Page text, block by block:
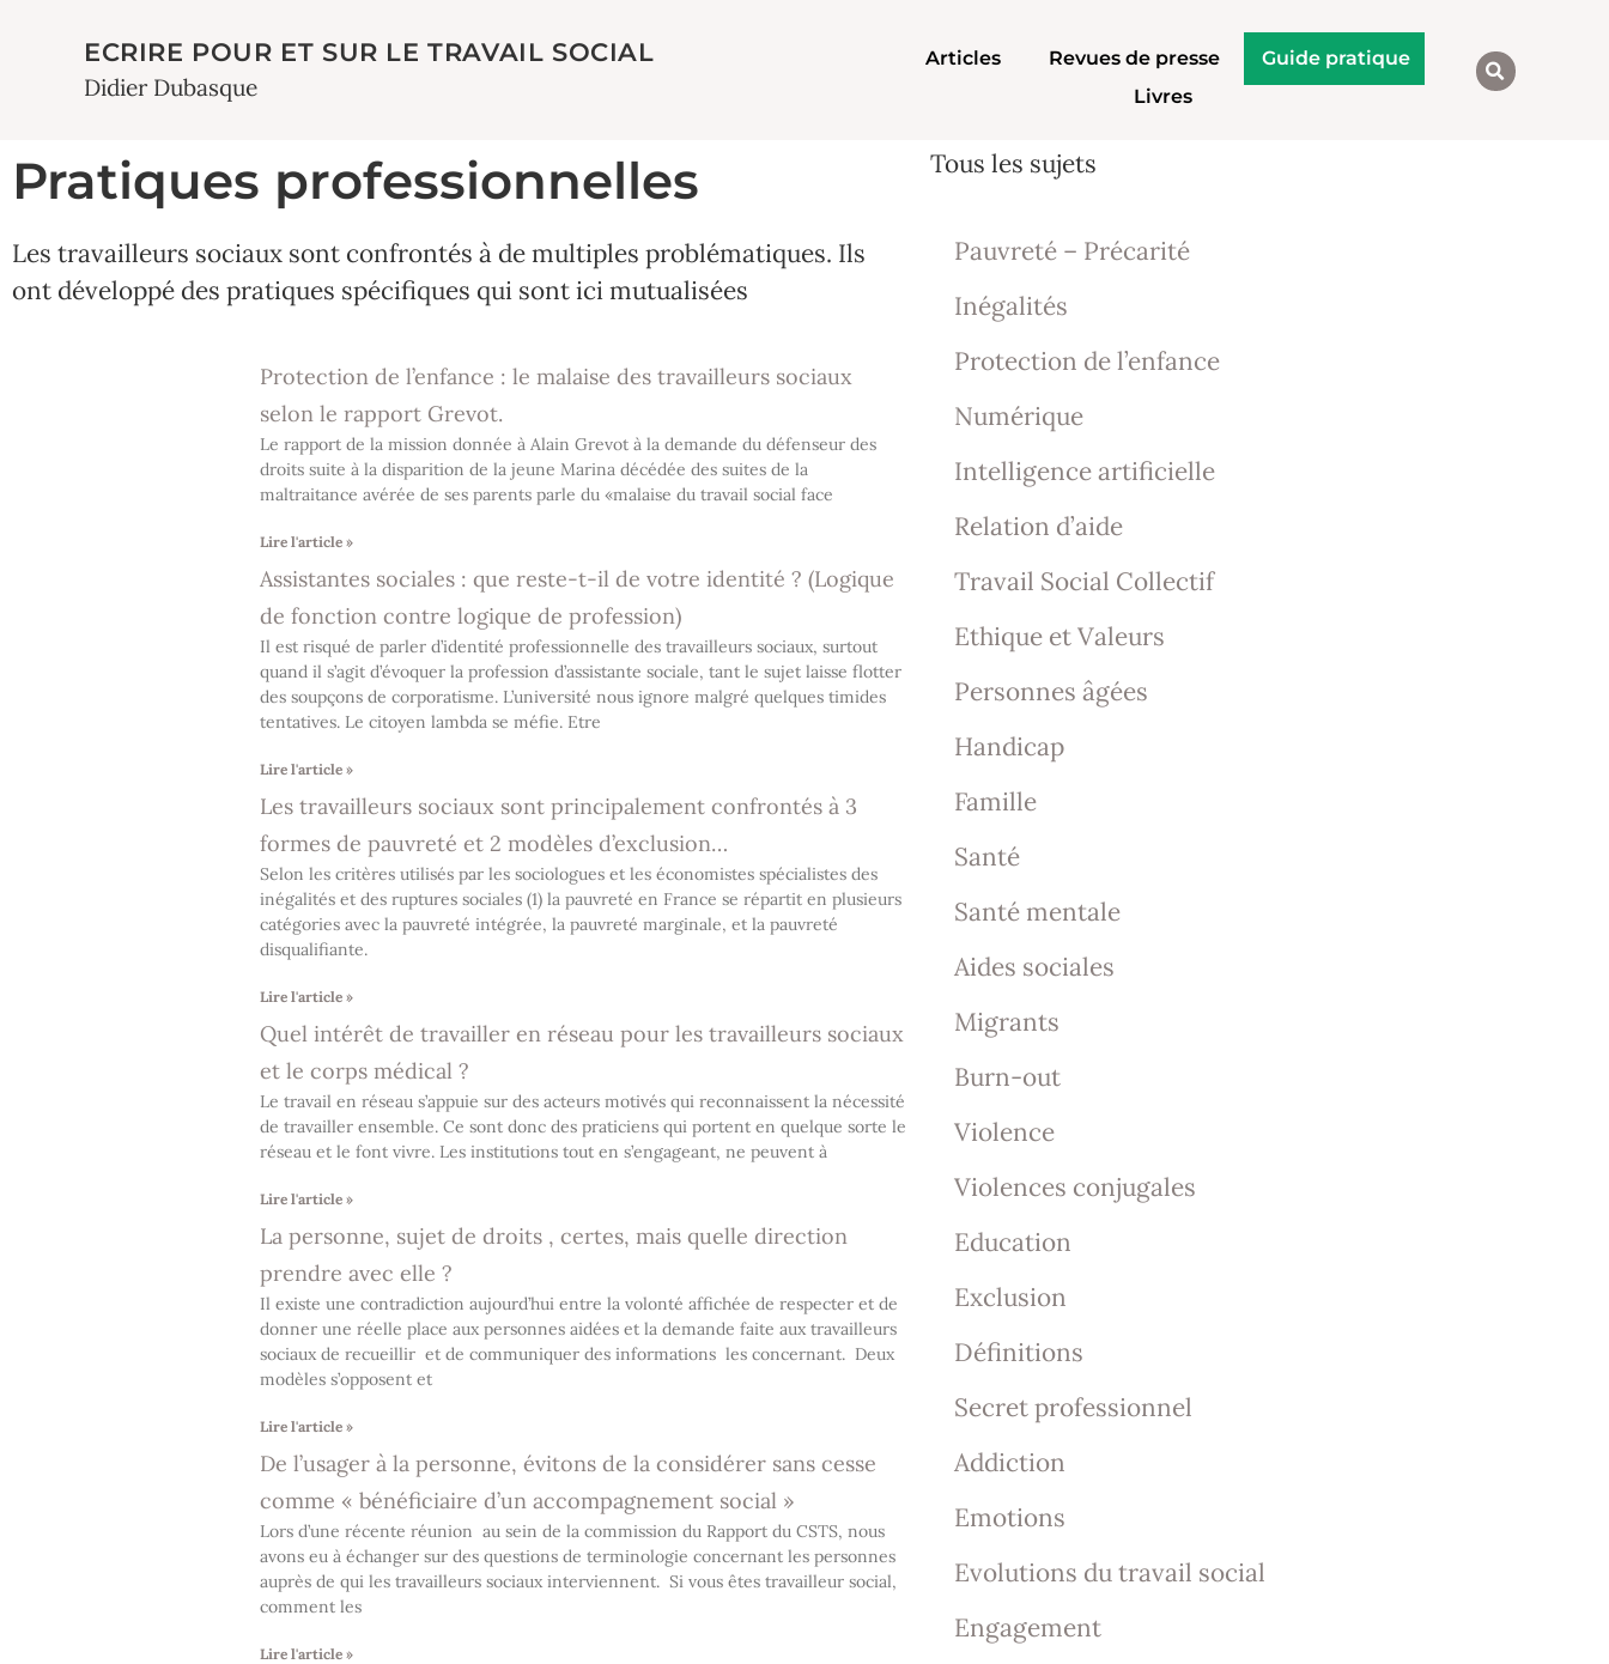
ECRIRE POUR ET SUR LE TRAVAIL SOCIAL
Didier Dubasque
Articles Revues de presse
Guide pratique
Livres
Pratiques professionnelles
Les travailleurs sociaux sont confrontés à de multiples problématiques. Ils
ont développé des pratiques spécifiques qui sont ici mutualisées
Protection de l’enfance : le malaise des travailleurs sociaux
selon le rapport Grevot.
Le rapport de la mission donnée à Alain Grevot à la demande du défenseur des
droits suite à la disparition de la jeune Marina décédée des suites de la
maltraitance avérée de ses parents parle du «malaise du travail social face
Lire l'article »
Assistantes sociales : que reste-t-il de votre identité ? (Logique
de fonction contre logique de profession)
Il est risqué de parler d’identité professionnelle des travailleurs sociaux, surtout
quand il s’agit d’évoquer la profession d’assistante sociale, tant le sujet laisse flotter
des soupçons de corporatisme. L’université nous ignore malgré quelques timides
tentatives. Le citoyen lambda se méfie. Etre
Lire l'article »
Les travailleurs sociaux sont principalement confrontés à 3
formes de pauvreté et 2 modèles d’exclusion…
Selon les critères utilisés par les sociologues et les économistes spécialistes des
inégalités et des ruptures sociales (1) la pauvreté en France se répartit en plusieurs
catégories avec la pauvreté intégrée, la pauvreté marginale, et la pauvreté
disqualifiante.
Lire l'article »
Quel intérêt de travailler en réseau pour les travailleurs sociaux
et le corps médical ?
Le travail en réseau s’appuie sur des acteurs motivés qui reconnaissent la nécessité
de travailler ensemble. Ce sont donc des praticiens qui portent en quelque sorte le
réseau et le font vivre. Les institutions tout en s’engageant, ne peuvent à
Lire l'article »
La personne, sujet de droits , certes, mais quelle direction
prendre avec elle ?
Il existe une contradiction aujourd’hui entre la volonté affichée de respecter et de
donner une réelle place aux personnes aidées et la demande faite aux travailleurs
sociaux de recueillir et de communiquer des informations les concernant. Deux
modèles s’opposent et
Lire l'article »
De l’usager à la personne, évitons de la considérer sans cesse
comme « bénéficiaire d’un accompagnement social »
Lors d’une récente réunion au sein de la commission du Rapport du CSTS, nous
avons eu à échanger sur des questions de terminologie concernant les personnes
auprès de qui les travailleurs sociaux interviennent. Si vous êtes travailleur social,
comment les
Lire l'article »
Tous les sujets
Pauvreté – Précarité
Inégalités
Protection de l’enfance
Numérique
Intelligence artificielle
Relation d’aide
Travail Social Collectif
Ethique et Valeurs
Personnes âgées
Handicap
Famille
Santé
Santé mentale
Aides sociales
Migrants
Burn-out
Violence
Violences conjugales
Education
Exclusion
Définitions
Secret professionnel
Addiction
Emotions
Evolutions du travail social
Engagement